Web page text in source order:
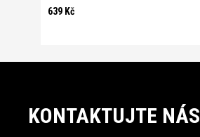
639 Kč
KONTAKTUJTE NÁS